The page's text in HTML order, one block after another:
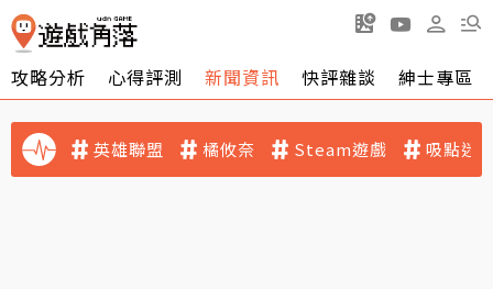
攻略分析 心得評測 新聞資訊 快評雜談 紳士專區
英雄聯盟 橘攸奈 Steam遊戲 吸點迷